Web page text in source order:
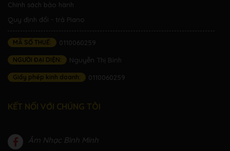
Chính sách bảo hành
Quy định đổi - trả Piano
MÃ SỐ THUẾ: 0110060259
NGƯỜI ĐẠI DIỆN: Nguyễn Thị Bình
Giấy phép kinh doanh: 0110060259
KẾT NỐI VỚI CHÚNG TÔI
Âm Nhạc Bình Minh